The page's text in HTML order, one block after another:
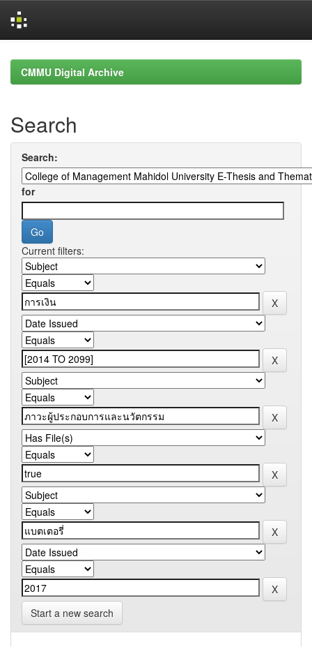
navigationCMMU Digital Archive
Search
Search:
for
Current filters:
Start a new search